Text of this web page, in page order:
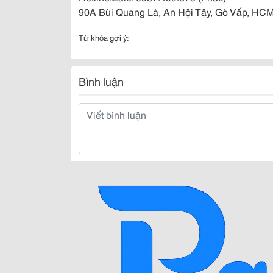
90A Bùi Quang Là, An Hội Tây, Gò Vấp,
Từ khóa gợi ý:
Bình luận